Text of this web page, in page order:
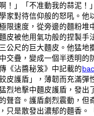
！」「不准動我的蒜泥！
家對待信仰般的怒吼。他
限速度，從旁邊的麵粉堆
皮被他用氣功般的捏製手
公尺的巨大麵皮。他猛地
交疊，變成一個半透明的
《沾醬秘笈》中記載的
餃皮護盾」，薄韌而充滿彈
烈地擊中麵皮護盾，發出
聲音。護盾劇烈震動，但
只是散發出濃郁的麵香。